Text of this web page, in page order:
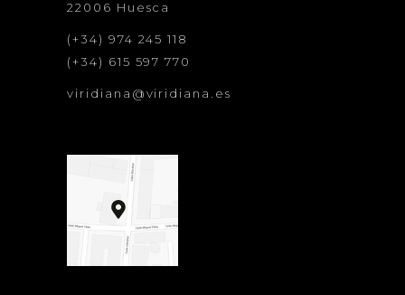
22006 Huesca
(+34) 974 245 118
(+34) 615 597 770
viridiana@viridiana.es